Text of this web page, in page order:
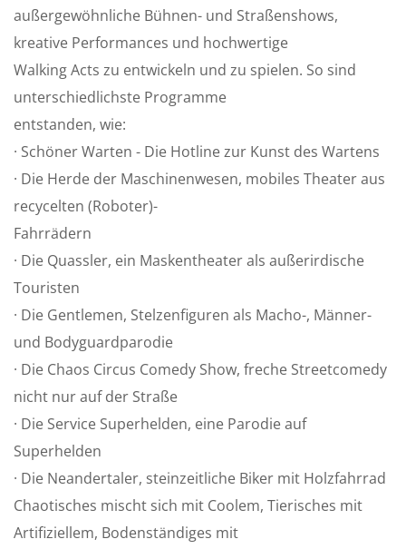
außergewöhnliche Bühnen- und Straßenshows,
kreative Performances und hochwertige
Walking Acts zu entwickeln und zu spielen. So sind
unterschiedlichste Programme
entstanden, wie:
· Schöner Warten - Die Hotline zur Kunst des Wartens
· Die Herde der Maschinenwesen, mobiles Theater aus
recycelten (Roboter)-
Fahrrädern
· Die Quassler, ein Maskentheater als außerirdische
Touristen
· Die Gentlemen, Stelzenfiguren als Macho-, Männer-
und Bodyguardparodie
· Die Chaos Circus Comedy Show, freche Streetcomedy
nicht nur auf der Straße
· Die Service Superhelden, eine Parodie auf
Superhelden
· Die Neandertaler, steinzeitliche Biker mit Holzfahrrad
Chaotisches mischt sich mit Coolem, Tierisches mit
Artifiziellem, Bodenständiges mit